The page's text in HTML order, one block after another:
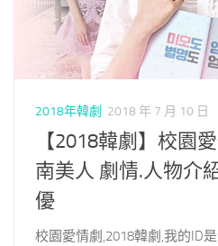
2018年韓劇 2018 年 7 月 10 日
【2018韓劇】校園
南美人 劇情.人物介
優
校園愛情劇,2018韓劇,我的ID